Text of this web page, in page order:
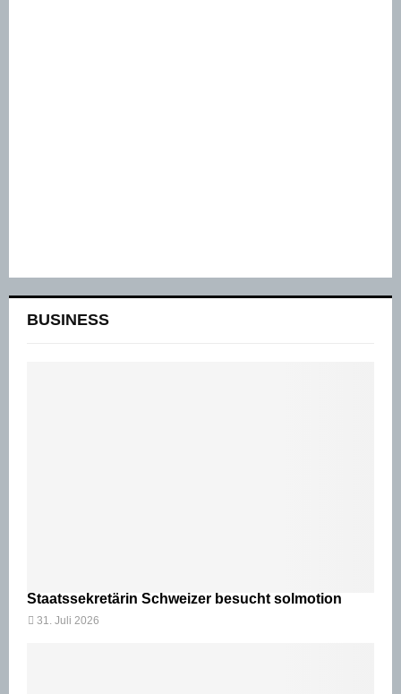
BUSINESS
Staatssekretärin Schweizer besucht solmotion
31. Juli 2026